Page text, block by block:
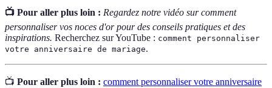
📺 Pour aller plus loin : Regardez notre vidéo sur comment
personnaliser vos noces d'or pour des conseils pratiques et des
inspirations. Recherchez sur YouTube : comment personnaliser
votre anniversaire de mariage.
📺 Pour aller plus loin : comment personnaliser votre anniversaire